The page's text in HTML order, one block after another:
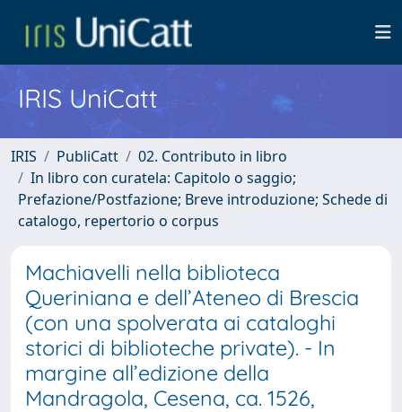
IRIS UniCatt
IRIS PubliCatt
02. Contributo in libro
In libro con curatela: Capitolo o saggio;
Prefazione/Postfazione; Breve introduzione; Schede di
catalogo, repertorio o corpus
Machiavelli nella biblioteca
Queriniana e dell’Ateneo di Brescia
(con una spolverata ai cataloghi
storici di biblioteche private). - In
margine all’edizione della
Mandragola, Cesena, ca. 1526,